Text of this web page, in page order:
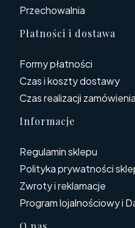
Przechowalnia
Płatności i dostawa
Formy płatności
Czas i koszty dostawy
Czas realizacji zamówienia
Informacje
Regulamin sklepu
Polityka prywatności
Zwroty i reklamacje
Program lojalnościowy i